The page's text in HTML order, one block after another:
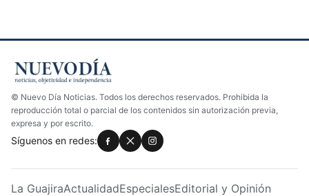
© Nuevo Día Noticias. Todos los derechos reservados. Prohibida la
reproducción total o parcial de los contenidos sin autorización previa,
expresa y por escrito.
Síguenos en redes:
La GuajiraActualidadEspecialesEditorial y Opinión